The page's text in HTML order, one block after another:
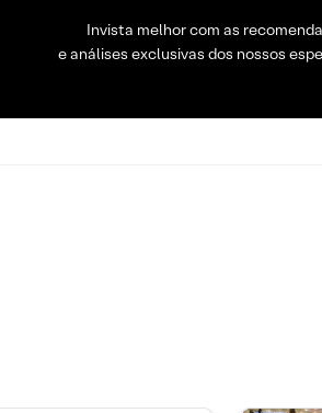
Invista melhor com as
e análises exclusivas dos nossos